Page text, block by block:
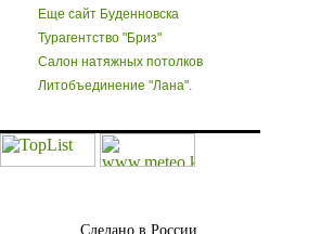
Еще сайт Буденновска
Турагентство "Бриз"
Салон натяжных потолков
Литобъединение "Лана".
Сделано в России.